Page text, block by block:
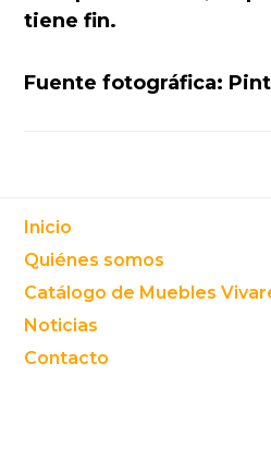
tiene fin.
Fuente fotográfica:
Footer
Inicio
Quiénes somos
Catálogo de Muebles
Noticias
Contacto